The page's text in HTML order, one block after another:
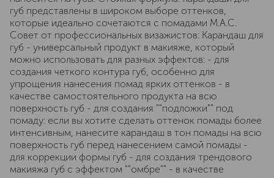
губ представлены в широком выборе оттенков,
которые идеально сочетаются с помадами М.А.С.
Совет от профессиональных визажистов: Карандаш для
губ - универсальный продукт в макияже, который
можно использовать для разных эффектов: - для
создания четкого контура губ, особенно для
упрощения нанесения помад ярких оттенков - в
качестве самостоятельного продукта на всю
поверхность губ - для создания ""подложки"" под
помаду: если вы хотите сделать оттенок помады более
интенсивным, нанесите карандаш в тон помады на всю
поверхность губ перед нанесением самой помады -
для коррекции формы губ - для создания трендового
макияжа губ с эффектом ""омбре"" - в качестве